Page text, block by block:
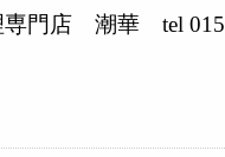
専門店 潮華 tel